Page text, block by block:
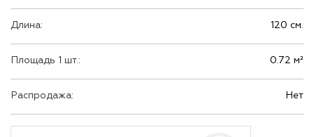
Длина: 120 см.
Площадь 1 шт.: 0.72 м²
Распродажа: Нет